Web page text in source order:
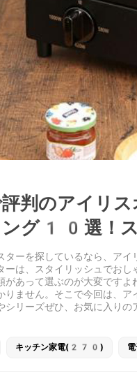
判のアイリ
ング10選！ス
ターを探しているなら、ア
ーは、スタイリッシュでお
があって選ぶのが大変です
りません。そこで今回は、
シリーズぜひ、お気に入り
キッチン家電(270)